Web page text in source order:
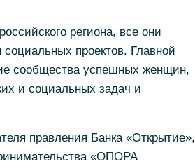
региона, все они
проектов. Главной
сообщества успешных женщин,
и социальных задач и
правления Банка «Открытие»,
«ОПОРА